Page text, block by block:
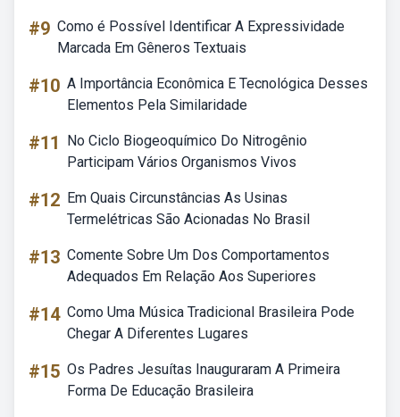
#9 Como é Possível Identificar A Expressividade
Marcada Em Gêneros Textuais
#10 A Importância Econômica E Tecnológica Desses
Elementos Pela Similaridade
#11
No Ciclo Biogeoquímico Do Nitrogênio
Participam Vários Organismos Vivos
#12 Em Quais Circunstâncias As Usinas
Termelétricas São Acionadas No Brasil
#13 Comente Sobre Um Dos Comportamentos
Adequados Em Relação Aos Superiores
#14 Como Uma Música Tradicional Brasileira Pode
Chegar A Diferentes Lugares
#15 Os Padres Jesuítas Inauguraram A Primeira
Forma De Educação Brasileira